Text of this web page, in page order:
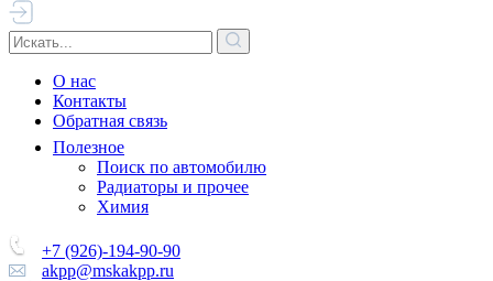
О нас
Контакты
Обратная связь
Полезное
Поиск по автомобилю
Радиаторы и прочее
Химия
+7 (926)-194-90-90
akpp@mskakpp.ru